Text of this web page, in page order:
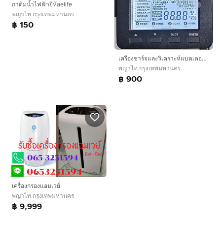
กาต้มน้ำไฟฟ้ายี่ห้อelife
พญาไท กรุงเทพมหานคร
฿ 150
เครื่องชาร์จและวิเคราะห์แบตเตอรี่ POWEREX MH-C9000 มือสอง สภาพ 90 เปอร์เซ็นต์
พญาไท กรุงเทพมหานคร
฿ 900
เครื่องกรองแอมเวย์
พญาไท กรุงเทพมหานคร
฿ 9,999